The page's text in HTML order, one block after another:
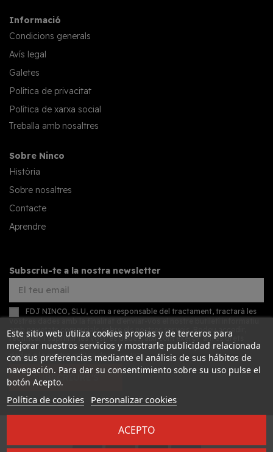
Informació
Condicions generals
Avís legal
Galetes
Política de privacitat
Política de xarxa social
Treballa amb nosaltres
Sobre Ninco
Història
Sobre nosaltres
Contacte
Aprendre
Subscriu-te a la nostra newsletter
FDJ NINCO, SLU, com a responsable del tractament, tractarà les
amb novetats comercials sobre els nostres serveis. Podeu accedir,
rectificar i suprimir les vostres dades, així com exercir altres drets
consultant la informació addicional detallada sobre protecció de
dades a la nostrapolítica de privacitat
SUBSCRIURE'S
Desarrollado por
Este sitio web utiliza cookies propias y de terceros para
mejorar nuestros servicios y mostrarle publicidad relacionada
con sus preferencias mediante el análisis de sus hábitos de
navegación. Para dar su consentimiento sobre su uso pulse el
botón Acepto.
Política de cookies Personalizar cookies
ACEPTO